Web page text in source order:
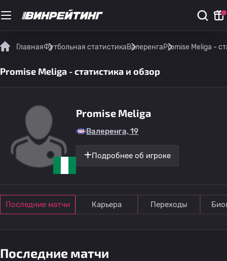
ГлавнаяФутбольная статистикаВалеренгаPromise Meliga -
Promise Meliga - статистика и обзор
Promise Meliga
Валеренга, 19
Подробнее об игроке
Последние матчи Карьера Переходы
Последние матчи